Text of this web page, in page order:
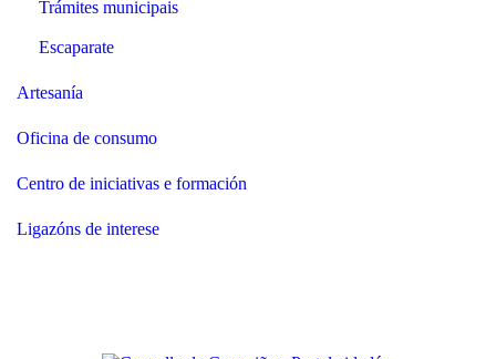
Trámites municipais
Escaparate
Artesanía
Oficina de consumo
Centro de iniciativas e formación
Ligazóns de interese